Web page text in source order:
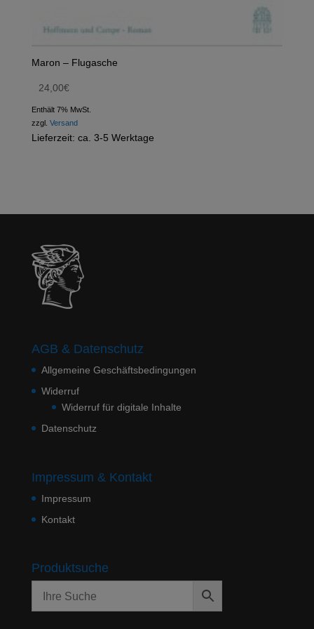
Maron – Flugasche
24,00€
Enthält 7% MwSt.
zzgl. Versand
Lieferzeit: ca. 3-5 Werktage
AGB & Datenschutz
Allgemeine Geschäftsbedingungen
Widerruf
Widerruf für digitale Inhalte
Datenschutz
Impressum & Kontakt
Impressum
Kontakt
Produktsuche